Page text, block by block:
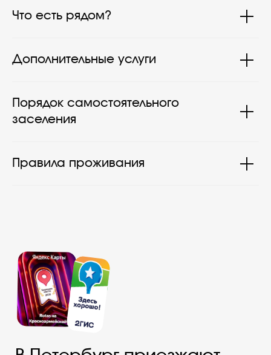
Что есть рядом?
Дополнительные услуги
Порядок самостоятельного
заселения
Правила проживания
Бронируйте
на официальном сайте
— платите меньше!
100% гарантия лучшей цены
по промокоду ROTASздесь и сейчас!
Забронировать